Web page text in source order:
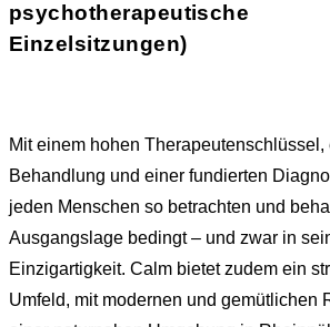
psychotherapeutische
Einzelsitzungen)
Mit einem hohen
Behandlung und einer fundierten
jeden Menschen so betrachten und
Ausgangslage bedingt – und zwar in
Einzigartigkeit. Calm bietet zudem ein
Umfeld, mit modernen und gemütlichen